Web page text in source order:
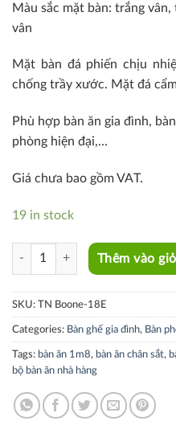
Màu sắc mặt bàn: trắng
vân
Mặt bàn đá phiến chịu
chống trầy xước. Mặt đá
Phù hợp bàn ăn gia đình,
phòng hiện đại,…
Giá chưa bao gồm VAT.
19 in stock
TN Boone-18E quantity
Thêm vào
SKU: TN Boone-18E
Categories: Bàn ghế gia đình, Bàn
Tags: bàn ăn 1m8, bàn ăn chân sắt,
bộ bàn ăn nhà hàng